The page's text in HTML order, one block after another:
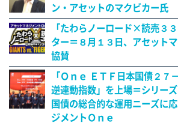
ン・アセットのマクビカー氏
「たわらノーロード×読売３
ター＝８月１３日、アセット
協賛
「Ｏｎｅ ＥＴＦ日本国債２７
逆連動指数」を上場＝シリー
国債の総合的な運用ニーズに
ジメントＯｎｅ